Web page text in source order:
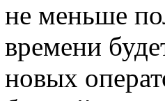
не меньше
времени
новых